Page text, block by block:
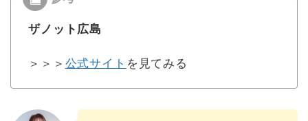
ザノット広島
＞＞＞ 公式サイト を見てみる